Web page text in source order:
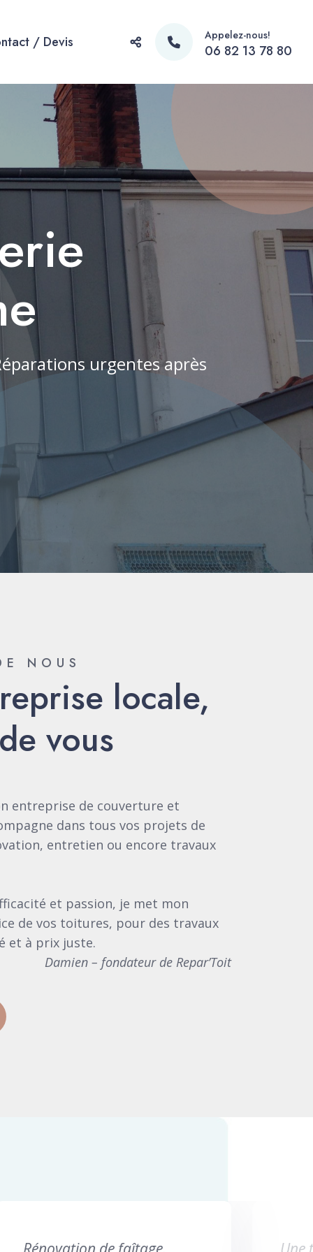
/ Devis Appelez-nous!
06 82 13 78 80
urgentes après
NOUS
locale,
vous
entreprise de couverture et
dans tous vos projets de
entretien ou encore travaux
et passion, je met mon
de vos toitures, pour des travaux
et à prix juste.
Damien – fondateur de Repar’Toit